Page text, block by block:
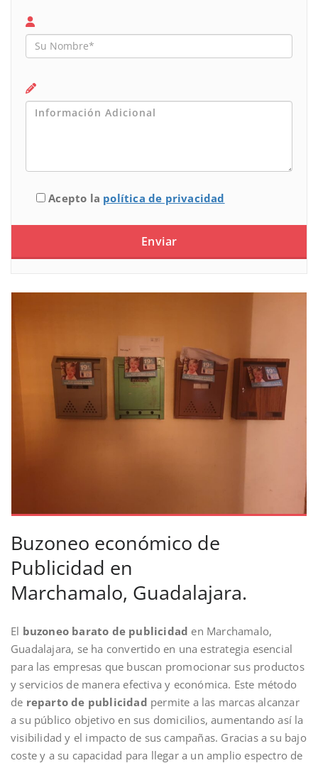
Buzoneo económico de
Publicidad en
Marchamalo, Guadalajara.
El buzoneo barato de publicidad en Marchamalo,
Guadalajara, se ha convertido en una estrategia esencial
para las empresas que buscan promocionar sus productos
y servicios de manera efectiva y económica. Este método
de reparto de publicidad permite a las marcas alcanzar
a su público objetivo en sus domicilios, aumentando así la
visibilidad y el impacto de sus campañas. Gracias a su bajo
coste y a su capacidad para llegar a un amplio espectro de
Acepto la política de privacidad